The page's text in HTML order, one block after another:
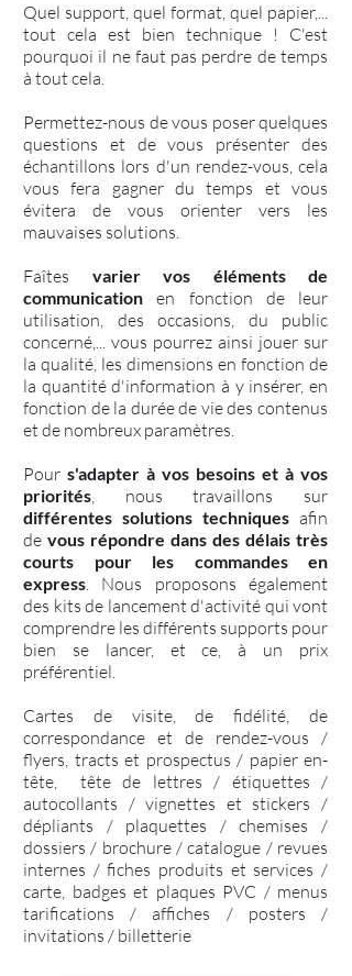
Quel support, quel format, quel papier,...
tout cela est bien technique ! C'est
pourquoi il ne faut pas perdre de temps
à tout cela.
Permettez-nous de vous poser quelques
questions et de vous présenter des
échantillons lors d'un rendez-vous, cela
vous fera gagner du temps et vous
évitera de vous orienter vers les
mauvaises solutions.
Faîtes varier vos éléments de
communication en fonction de leur
utilisation, des occasions, du public
concerné,... vous pourrez ainsi jouer sur
la qualité, les dimensions en fonction de
la quantité d'information à y insérer, en
fonction de la durée de vie des contenus
et de nombreux paramètres.
Pour s'adapter à vos besoins et à vos
priorités, nous travaillons sur
différentes solutions techniques afin
de vous répondre dans des délais très
courts pour les commandes en
express. Nous proposons également
des kits de lancement d'activité qui vont
comprendre les différents supports pour
bien se lancer, et ce, à un prix
préférentiel.
Cartes de visite, de fidélité, de
correspondance et de rendez-vous /
flyers, tracts et prospectus / papier en-
tête, tête de lettres / étiquettes /
autocollants / vignettes et stickers /
dépliants / plaquettes / chemises /
dossiers / brochure / catalogue / revues
internes / fiches produits et services /
carte, badges et plaques PVC / menus
tarifications / affiches / posters /
invitations / billetterie